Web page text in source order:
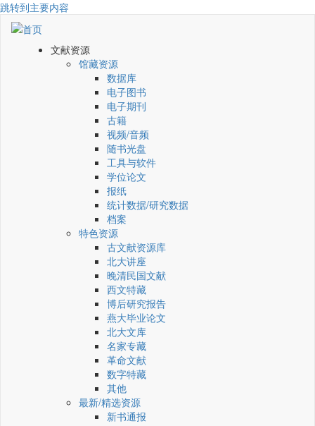
跳转到主要内容
文献资源
馆藏资源
数据库
电子图书
电子期刊
古籍
视频/音频
随书光盘
工具与软件
学位论文
报纸
统计数据/研究数据
档案
特色资源
古文献资源库
北大讲座
晚清民国文献
西文特藏
博后研究报告
燕大毕业论文
北大文库
名家专藏
革命文献
数字特藏
其他
最新/精选资源
新书通报